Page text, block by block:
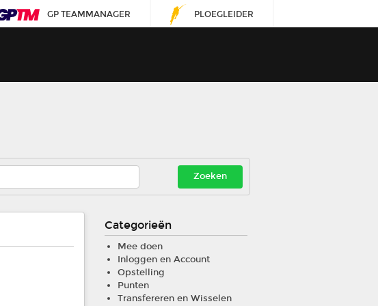
GP TEAMMANAGER PLOEGLEIDER
Categorieën
Mee doen
Inloggen en Account
Opstelling
Punten
Transfereren en Wisselen